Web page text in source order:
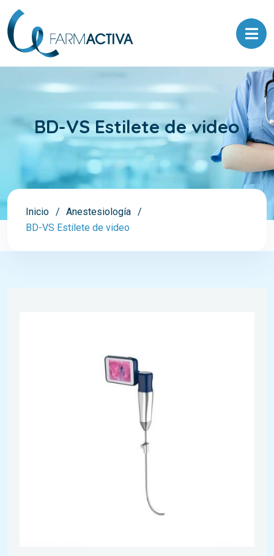
BD-VS Estilete de video
Inicio
Anestesiología
BD-VS Estilete de video